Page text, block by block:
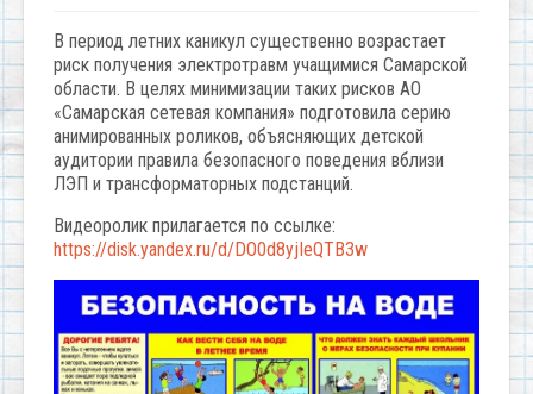
В период летних каникул существенно возрастает
риск получения электротравм учащимися Самарской
области. В целях минимизации таких рисков АО
«Самарская сетевая компания» подготовила серию
анимированных роликов, объясняющих детской
аудитории правила безопасного поведения вблизи
ЛЭП и трансформаторных подстанций.
Видеоролик прилагается по ссылке:
https://disk.yandex.ru/d/DO0d8yjIeQTB3w